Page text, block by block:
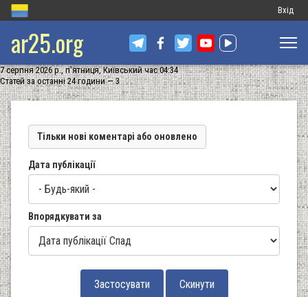
Меню
запису
Вхід
ar25.org
7 серпня 2026 р., п'ятниця, Київський час 04:34
Статей за останні 24 години — 3
Тільки нові коментарі або оновлено
Дата публікації
Впорядкувати за